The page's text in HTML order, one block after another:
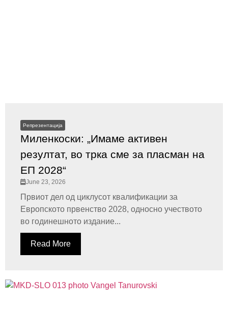
Репрезентација
Миленкоски: „Имаме активен
резултат, во трка сме за пласман на
ЕП 2028“
June 23, 2026
Првиот дел од циклусот квалификации за
Европското првенство 2028, односно учеството
во годинешното издание...
Read More